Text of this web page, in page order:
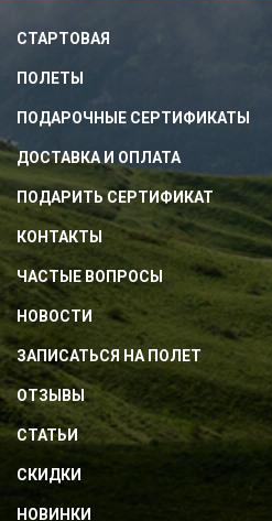
СТАРТОВАЯ
ПОЛЕТЫ
ПОДАРОЧНЫЕ СЕРТИФИКАТЫ
ДОСТАВКА И ОПЛАТА
ПОДАРИТЬ СЕРТИФИКАТ
КОНТАКТЫ
ЧАСТЫЕ ВОПРОСЫ
НОВОСТИ
ЗАПИСАТЬСЯ НА ПОЛЕТ
ОТЗЫВЫ
СТАТЬИ
СКИДКИ
НОВИНКИ